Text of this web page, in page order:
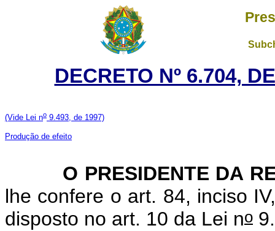
DECRETO Nº 6.704,
(Vide Lei no 9.493, de 1997)
Produção de efeito
O PRESIDENTE DA
lhe confere o art. 84, inciso
disposto no art. 10 da Lei no